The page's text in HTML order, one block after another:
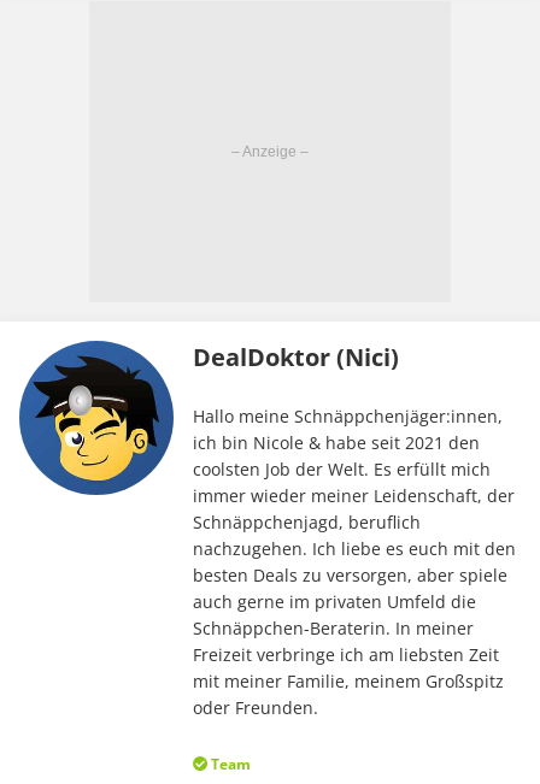
DealDoktor (Nici)
Hallo meine Schnäppchenjäger:innen,
ich bin Nicole & habe seit 2021 den
coolsten Job der Welt. Es erfüllt mich
immer wieder meiner Leidenschaft, der
Schnäppchenjagd, beruflich
nachzugehen. Ich liebe es euch mit den
besten Deals zu versorgen, aber spiele
auch gerne im privaten Umfeld die
Schnäppchen-Beraterin. In meiner
Freizeit verbringe ich am liebsten Zeit
mit meiner Familie, meinem Großspitz
oder Freunden.
Team